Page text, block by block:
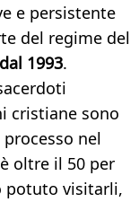
e persistente
del regime del
1993.
cristiane sono
nel
oltre il 50 per
potuto visitarli,